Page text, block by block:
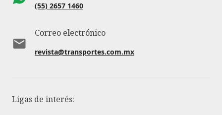
(55) 2657 1460
Correo electrónico
revista@transportes.com.mx
Ligas de interés: